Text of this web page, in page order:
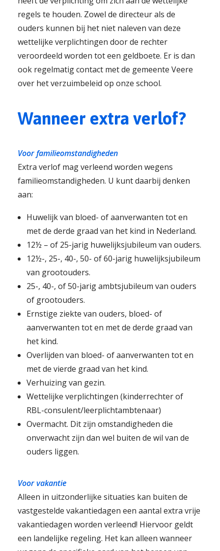
regels te houden. Zowel de directeur als de
ouders kunnen bij het niet naleven van deze
wettelijke verplichtingen door de rechter
veroordeeld worden tot een geldboete. Er is dan
ook regelmatig contact met de gemeente Veere
over het verzuimbeleid op onze school.
Wanneer extra verlof?
Voor familieomstandigheden
Extra verlof mag verleend worden wegens
familieomstandigheden. U kunt daarbij denken
aan:
Huwelijk van bloed- of aanverwanten tot en
met de derde graad van het kind in Nederland.
12½ – of 25-jarig huwelijksjubileum van ouders.
12½-, 25-, 40-, 50- of 60-jarig huwelijksjubileum
van grootouders.
25-, 40-, of 50-jarig ambtsjubileum van ouders
of grootouders.
Ernstige ziekte van ouders, bloed- of
aanverwanten tot en met de derde graad van
het kind.
Overlijden van bloed- of aanverwanten tot en
met de vierde graad van het kind.
Verhuizing van gezin.
Wettelijke verplichtingen (kinderrechter of
RBL-consulent/leerplichtambtenaar)
Overmacht. Dit zijn omstandigheden die
onverwacht zijn dan wel buiten de wil van de
ouders liggen.
Voor vakantie
Alleen in uitzonderlijke situaties kan buiten de
vastgestelde vakantiedagen een aantal extra vrije
vakantiedagen worden verleend! Hiervoor geldt
een landelijke regeling. Het kan alleen wanneer